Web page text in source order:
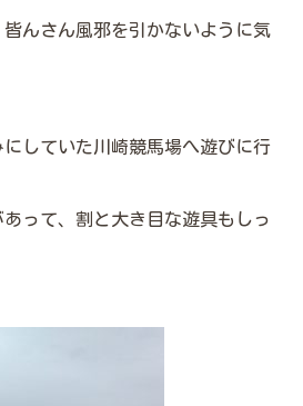
んさん風邪を引かないように気
していた川崎競馬場へ遊びに行
って、割と大き目な遊具もしっ